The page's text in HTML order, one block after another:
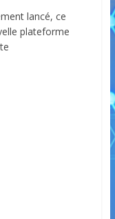
lancé, ce
plateforme